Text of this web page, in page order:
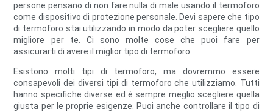
persone pensano di non fare nulla di male usando il termoforo
come dispositivo di protezione personale. Devi sapere che tipo
di termoforo stai utilizzando in modo da poter scegliere quello
migliore per te. Ci sono molte cose che puoi fare per
assicurarti di avere il miglior tipo di termoforo.
Esistono molti tipi di termoforo, ma dovremmo essere
consapevoli dei diversi tipi di termoforo che utilizziamo. Tutti
hanno specifiche diverse ed è sempre meglio scegliere quella
giusta per le proprie esigenze. Puoi anche controllare il tipo di